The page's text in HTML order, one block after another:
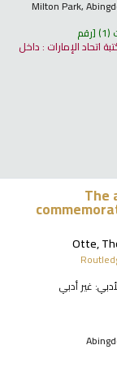
Milton Park,
(1) رقم
اتحاد الإمارات : داخل
The
Otte,
غير أدبي